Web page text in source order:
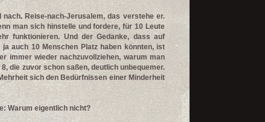
Reise-nach-Jerusalem, das verstehe er.
man sich hinstelle und fordere, für 10 Leute
funktionieren. Und der Gedanke, dass auf
auch 10 Menschen Platz haben könnten, ist
immer wieder nachzuvollziehen, warum man
die zuvor schon saßen, deutlich unbequemer.
sich den Bedürfnissen einer Minderheit
Warum eigentlich nicht?